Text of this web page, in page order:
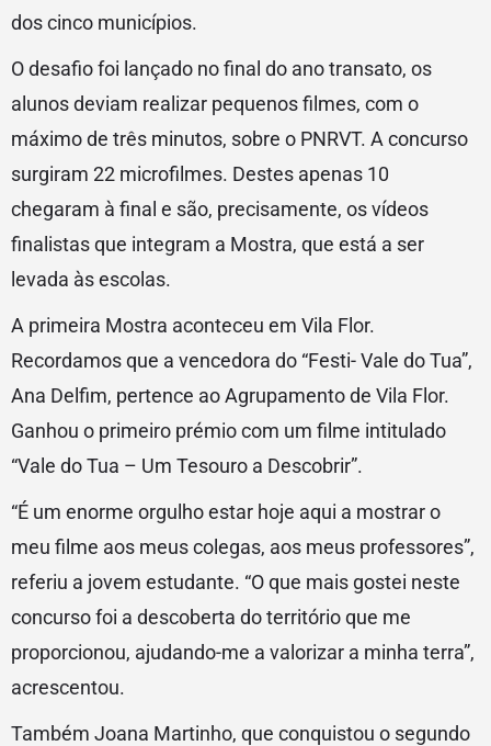
dos cinco municípios.
O desafio foi lançado no final do ano transato, os
alunos deviam realizar pequenos filmes, com o
máximo de três minutos, sobre o PNRVT. A concurso
surgiram 22 microfilmes. Destes apenas 10
chegaram à final e são, precisamente, os vídeos
finalistas que integram a Mostra, que está a ser
levada às escolas.
A primeira Mostra aconteceu em Vila Flor.
Recordamos que a vencedora do “Festi- Vale do Tua”,
Ana Delfim, pertence ao Agrupamento de Vila Flor.
Ganhou o primeiro prémio com um filme intitulado
“Vale do Tua – Um Tesouro a Descobrir”.
“É um enorme orgulho estar hoje aqui a mostrar o
meu filme aos meus colegas, aos meus professores”,
referiu a jovem estudante. “O que mais gostei neste
concurso foi a descoberta do território que me
proporcionou, ajudando-me a valorizar a minha terra”,
acrescentou.
Também Joana Martinho, que conquistou o segundo